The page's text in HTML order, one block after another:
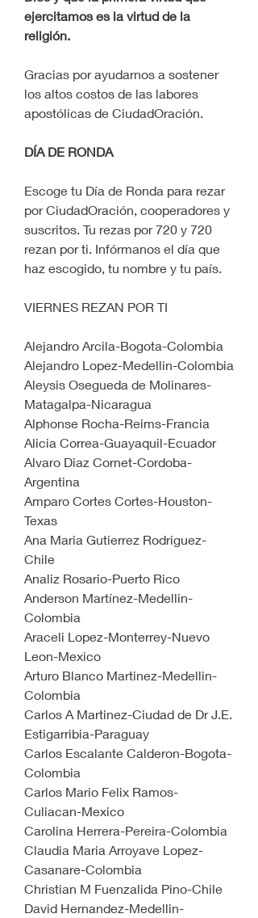
ejercitamos es la virtud de la
religión.
Gracias por ayudarnos a sostener
los altos costos de las labores
apostólicas de CiudadOración.
DÍA DE RONDA
Escoge tu Día de Ronda para rezar
por CiudadOración, cooperadores y
suscritos. Tu rezas por 720 y 720
rezan por ti. Infórmanos el día que
haz escogido, tu nombre y tu país.
VIERNES REZAN POR TI
Alejandro Arcila-Bogota-Colombia
Alejandro Lopez-Medellin-Colombia
Aleysis Osegueda de Molinares-
Matagalpa-Nicaragua
Alphonse Rocha-Reims-Francia
Alicia Correa-Guayaquil-Ecuador
Alvaro Diaz Cornet-Cordoba-
Argentina
Amparo Cortes Cortes-Houston-
Texas
Ana Maria Gutierrez Rodriguez-
Chile
Analiz Rosario-Puerto Rico
Anderson Martínez-Medellin-
Colombia
Araceli Lopez-Monterrey-Nuevo
Leon-Mexico
Arturo Blanco Martinez-Medellin-
Colombia
Carlos A Martinez-Ciudad de Dr J.E.
Estigarribia-Paraguay
Carlos Escalante Calderon-Bogota-
Colombia
Carlos Mario Felix Ramos-
Culiacan-Mexico
Carolina Herrera-Pereira-Colombia
Claudia Maria Arroyave Lopez-
Casanare-Colombia
Christian M Fuenzalida Pino-Chile
David Hernandez-Medellin-